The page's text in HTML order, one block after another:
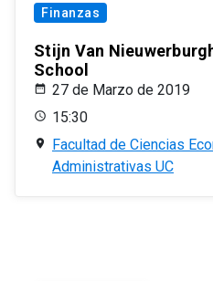
Finanzas
Stijn Van
School
27 de Marzo de 2019
15:30
Facultad de Ciencias
Administrativas UC